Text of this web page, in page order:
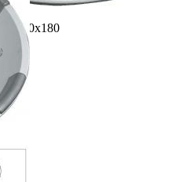
180х180